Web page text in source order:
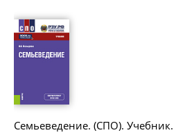
Семьеведение. (СПО). Учебник.